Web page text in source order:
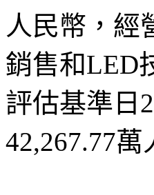
人民幣，經
銷售和LED
評估基準日
42,267.77